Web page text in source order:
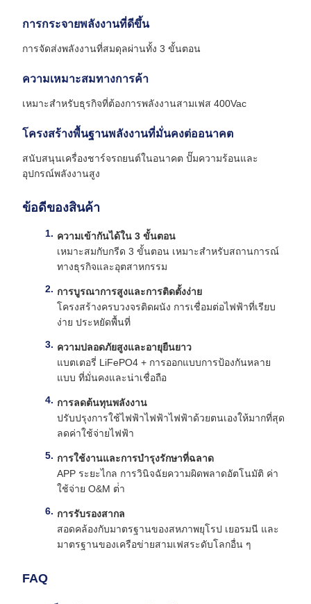
การกระจายพลังงานที่ดีขึ้น
การจัดส่งพลังงานที่สมดุลผ่านทั้ง 3 ขั้นตอน
ความเหมาะสมทางการค้า
เหมาะสําหรับธุรกิจที่ต้องการพลังงานสามเฟส 400Vac
โครงสร้างพื้นฐานพลังงานที่มั่นคงต่ออนาคต
สนับสนุนเครื่องชาร์จรถยนต์ในอนาคต ปั๊มความร้อนและ
อุปกรณ์พลังงานสูง
ข้อดีของสินค้า
ความเข้ากันได้ใน 3 ขั้นตอน
เหมาะสมกับกรีด 3 ขั้นตอน เหมาะสําหรับสถานการณ์
ทางธุรกิจและอุตสาหกรรม
การบูรณาการสูงและการติดตั้งง่าย
โครงสร้างครบวงจรติดผนัง การเชื่อมต่อไฟฟ้าที่เรียบ
ง่าย ประหยัดพื้นที่
ความปลอดภัยสูงและอายุยืนยาว
แบตเตอรี่ LiFePO4 + การออกแบบการป้องกันหลาย
แบบ ที่มั่นคงและน่าเชื่อถือ
การลดต้นทุนพลังงาน
ปรับปรุงการใช้ไฟฟ้าไฟฟ้าไฟฟ้าด้วยตนเองให้มากที่สุด
ลดค่าใช้จ่ายไฟฟ้า
การใช้งานและการบํารุงรักษาที่ฉลาด
APP ระยะไกล การวินิจฉัยความผิดพลาดอัตโนมัติ ค่า
ใช้จ่าย O&M ต่ํา
การรับรองสากล
สอดคล้องกับมาตรฐานของสหภาพยุโรป เยอรมนี และ
มาตรฐานของเครือข่ายสามเฟสระดับโลกอื่น ๆ
FAQ